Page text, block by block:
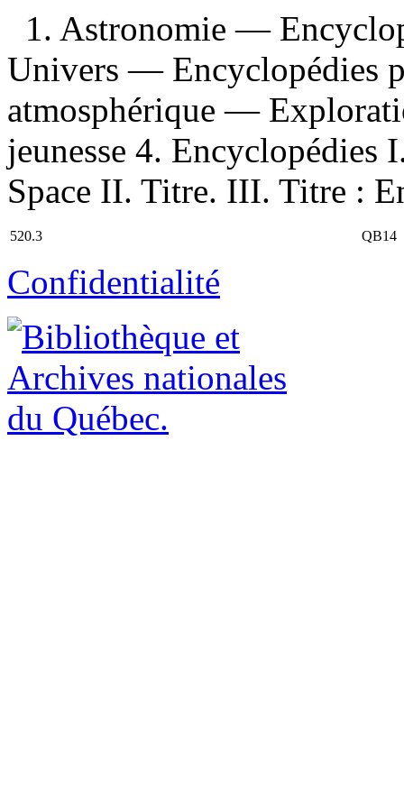
1. Astronomie —
Univers — Encyclopédies
atmosphérique —
jeunesse 4. Encyclopédies
Space II. Titre. III. Titre :
520.3 QB14
Confidentialité